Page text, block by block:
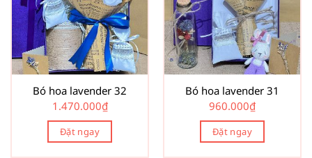
Bó hoa lavender 32
1.470.000₫
Đặt ngay
Bó hoa lavender 31
960.000₫
Đặt ngay